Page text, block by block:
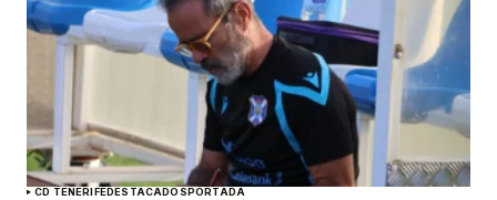
CD TENERIFEDESTACADOSPORTADA